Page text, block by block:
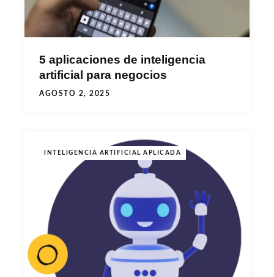
5 aplicaciones de inteligencia
artificial para negocios
AGOSTO 2, 2025
INTELIGENCIA ARTIFICIAL APLICADA